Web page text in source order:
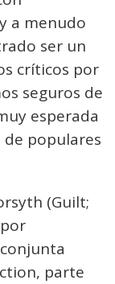
a menudo
ser un
críticos por
seguros de
esperada
populares
(Guilt;
parte